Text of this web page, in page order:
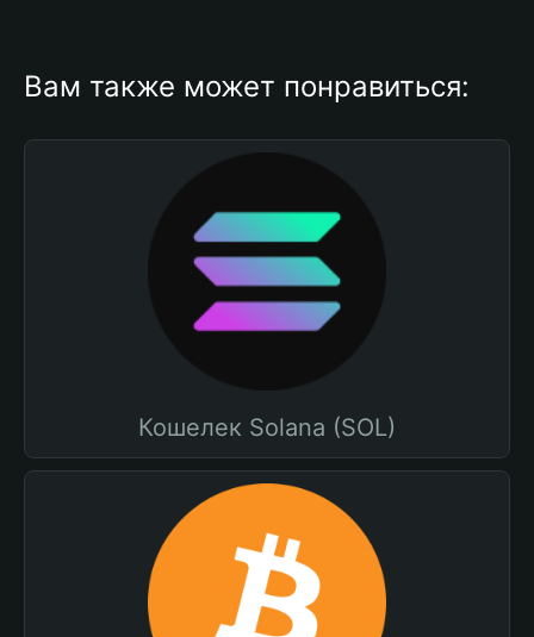
Вам также может понравиться:
Кошелек Solana (SOL)